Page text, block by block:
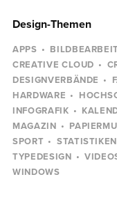
Design-Themen
APPS
CREATIVE CLOUD
DESIGNVERBÄNDE
HARDWARE
INFOGRAFIK
MAGAZIN
SPORT
STATISTIKEN
TYPEDESIGN
WINDOWS